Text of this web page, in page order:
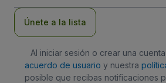
Únete a la lista
Al iniciar sesión o crear una
acuerdo de usuario y nuestra
posible que recibas notificaciones